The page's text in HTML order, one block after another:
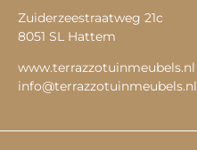
Zuiderzeestraatweg 21c
8051 SL Hattem
www.terrazzotuinmeubels.nl
info@terrazzotuinmeubels.nl